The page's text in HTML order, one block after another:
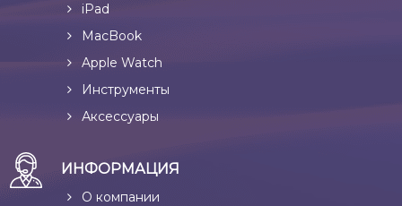
iPad
MacBook
Apple Watch
Инструменты
Аксессуары
ИНФОРМАЦИЯ
О компании